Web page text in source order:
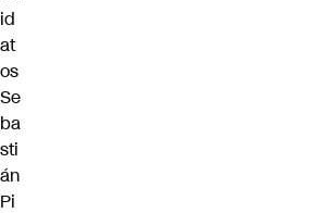
id
at
os
Se
ba
sti
án
Pi